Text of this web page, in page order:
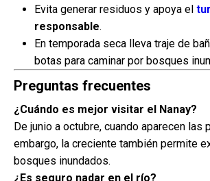
Evita generar residuos y apoya el
responsable.
En temporada seca lleva traje de
botas para caminar por bosques
Preguntas frecuentes
¿Cuándo es mejor visitar el Nanay?
De junio a octubre, cuando aparecen las
embargo, la creciente también permite
bosques inundados.
¿Es seguro nadar en el río?